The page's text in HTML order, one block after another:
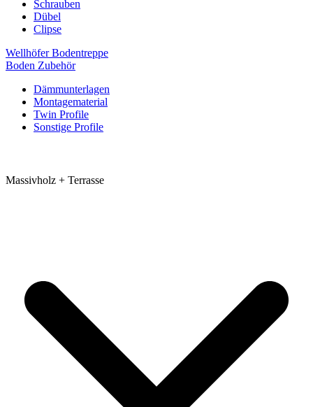
Schrauben
Dübel
Clipse
Wellhöfer Bodentreppe
Boden Zubehör
Dämmunterlagen
Montagematerial
Twin Profile
Sonstige Profile
Massivholz + Terrasse